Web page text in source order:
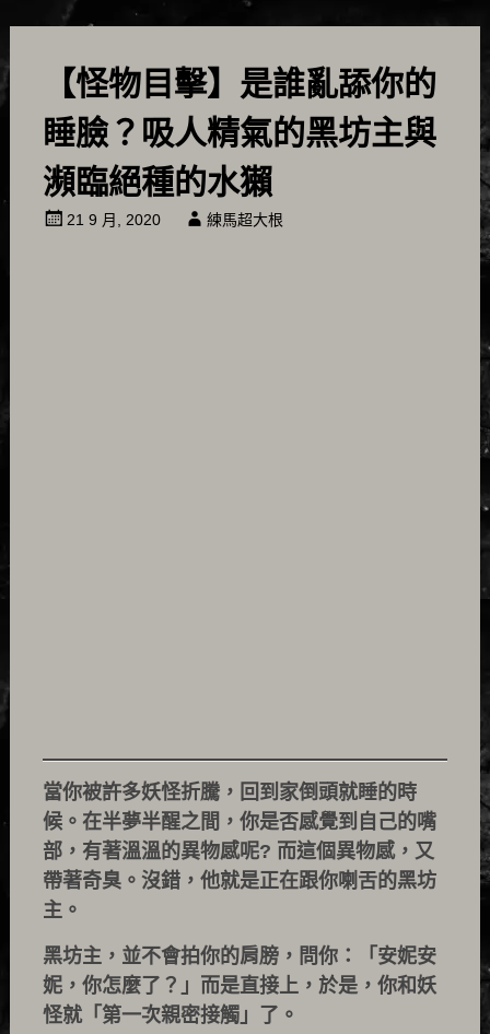
【怪物目擊】是誰亂舔你的
睡臉？吸人精氣的黑坊主與
瀕臨絕種的水獺
21 9 月, 2020 練馬超大根
當你被許多妖怪折騰，回到家倒頭就睡的時
候。在半夢半醒之間，你是否感覺到自己的嘴
部，有著溫溫的異物感呢? 而這個異物感，又
帶著奇臭。沒錯，他就是正在跟你喇舌的黑坊
主。
黑坊主，並不會拍你的肩膀，問你：「安妮安
妮，你怎麼了？」而是直接上，於是，你和妖
怪就「第一次親密接觸」了。